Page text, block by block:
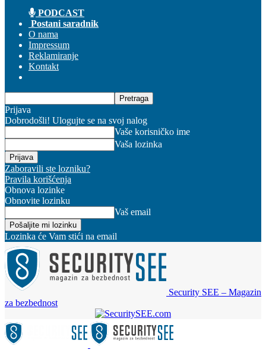
PODCAST
Postani saradnik
O nama
Impressum
Reklamiranje
Kontakt
Prijava
Dobrodošli! Ulogujte se na svoj nalog
Vaše korisničko ime
Vaša lozinka
Zaboravili ste lozniku?
Pravila korišćenja
Obnova lozinke
Obnovite lozinku
Vaš email
Lozinka će Vam stići na email
Security SEE – Magazin
za bezbednost